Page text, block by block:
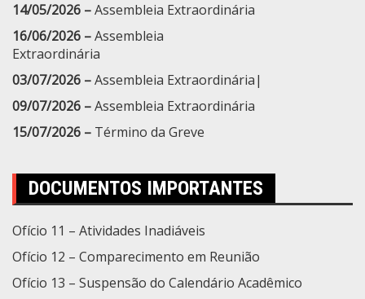
14/05/2026 –Assembleia Extraordinária
16/06/2026 –Assembleia
Extraordinária
03/07/2026 –Assembleia Extraordinária|
09/07/2026 –Assembleia Extraordinária
15/07/2026 – Término da Greve
DOCUMENTOS IMPORTANTES
Ofício 11 – Atividades Inadiáveis
Ofício 12 – Comparecimento em Reunião
Ofício 13 – Suspensão do Calendário Acadêmico